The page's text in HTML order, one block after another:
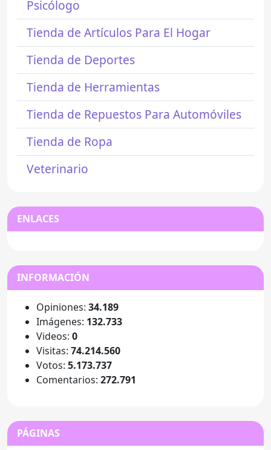
Psicólogo
Tienda de Artículos Para El Hogar
Tienda de Deportes
Tienda de Herramientas
Tienda de Repuestos Para Automóviles
Tienda de Ropa
Veterinario
ENLACES
INFORMACIÓN
Opiniones: 34.189
Imágenes: 132.733
Videos: 0
Visitas: 74.214.560
Votos: 5.173.737
Comentarios: 272.791
PÁGINAS